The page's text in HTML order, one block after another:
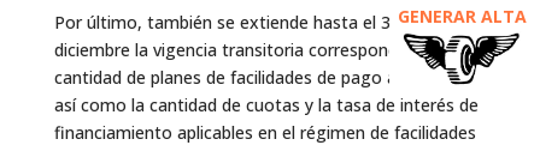
GENERAR ALTA
Por último, también se extiende hasta el 31 de
diciembre la vigencia transitoria correspondiente a la
cantidad de planes de facilidades de pago admisibles,
así como la cantidad de cuotas y la tasa de interés de
financiamiento aplicables en el régimen de facilidades